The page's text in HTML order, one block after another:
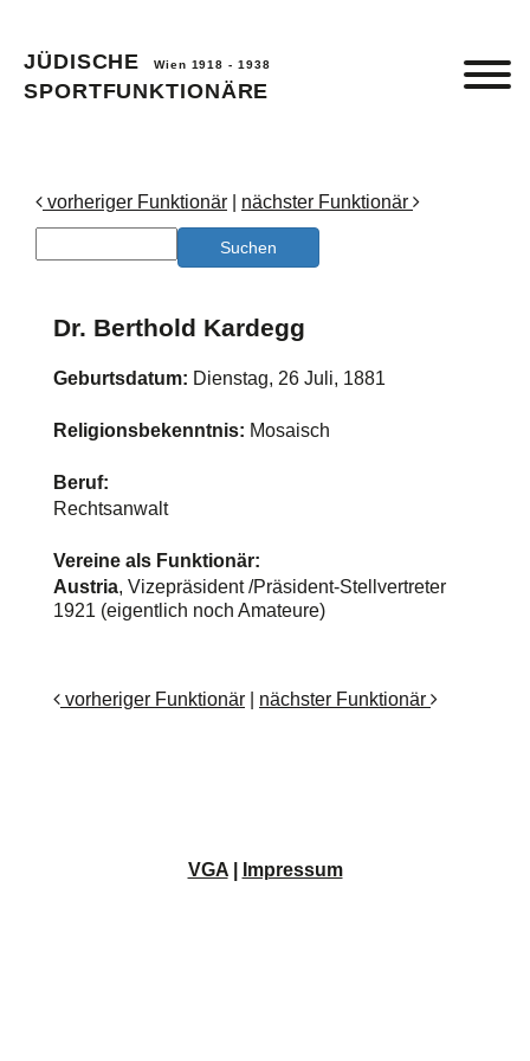
JÜDISCHE Wien 1918 - 1938
SPORTFUNKTIONÄRE
vorheriger Funktionär nächster Funktionär
Dr. Berthold Kardegg
Geburtsdatum: Dienstag, 26 Juli, 1881
Religionsbekenntnis: Mosaisch
Beruf:
Rechtsanwalt
Vereine als Funktionär:
Austria, Vizepräsident /Präsident-Stellvertreter
1921 (eigentlich noch Amateure)
vorheriger Funktionär nächster Funktionär
VGA| Impressum